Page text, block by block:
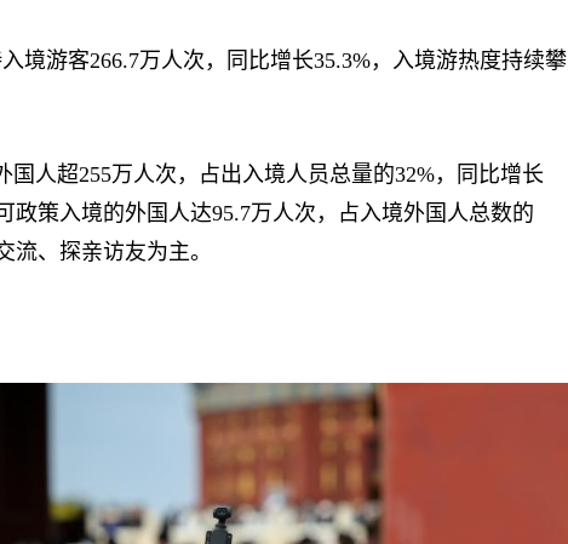
游客266.7万人次，同比增长35.3%，入境游热度持续攀
人超255万人次，占出入境人员总量的32%，同比增长
政策入境的外国人达95.7万人次，占入境外国人总数的
流、探亲访友为主。